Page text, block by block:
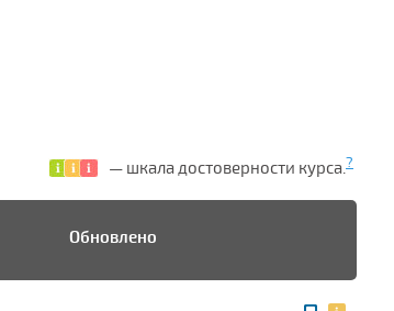
— шкала достоверности курса.?
Обновлено